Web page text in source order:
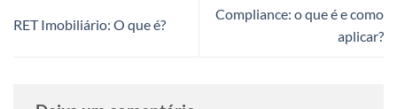
RET Imobiliário: O que é?
Compliance: o que é e como
aplicar?